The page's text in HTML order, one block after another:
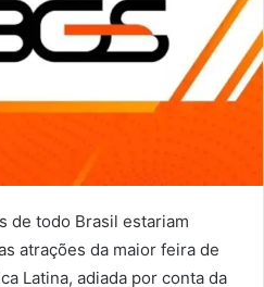
de todo Brasil estariam
atrações da maior feira de
Latina, adiada por conta da